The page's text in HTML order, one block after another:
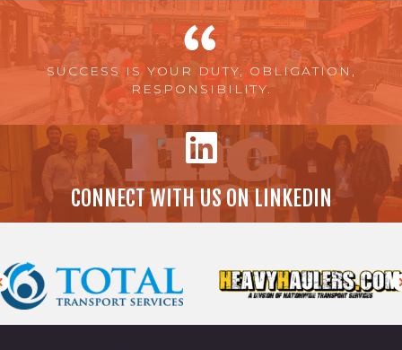
SUCCESS IS YOUR DUTY, OBLIGATION,
RESPONSIBILITY.
CONNECT WITH US ON LINKEDIN